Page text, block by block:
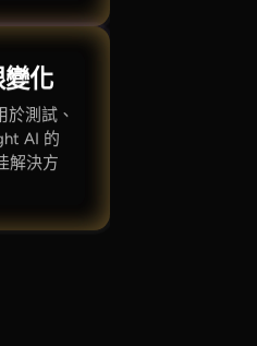
化
於測試、
AI 的
解決方